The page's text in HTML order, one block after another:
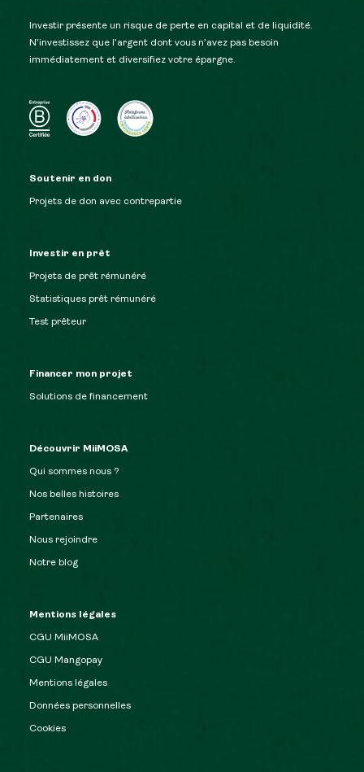
Investir présente un risque de perte en capital et de liquidité.
N’investissez que l’argent dont vous n’avez pas besoin
immédiatement et diversifiez votre épargne.
Soutenir en don
Projets de don avec contrepartie
Investir en prêt
Projets de prêt rémunéré
Statistiques prêt rémunéré
Test prêteur
Financer mon projet
Solutions de financement
Découvrir MiiMOSA
Qui sommes nous ?
Nos belles histoires
Partenaires
Nous rejoindre
Notre blog
Mentions légales
CGU MiiMOSA
CGU Mangopay
Mentions légales
Données personnelles
Cookies